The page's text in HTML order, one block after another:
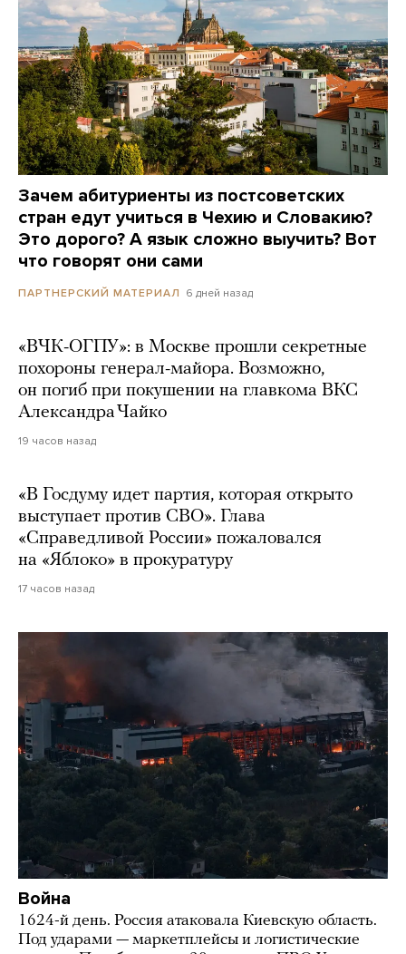
Зачем абитуриенты из постсоветских
стран едут учиться в Чехию и Словакию?
Это дорого? А язык сложно выучить? Вот
что говорят они сами
ПАРТНЕРСКИЙ МАТЕРИАЛ 6 дней назад
«ВЧК-ОГПУ»: в Москве прошли секретные
похороны генерал-майора. Возможно,
он погиб при покушении на главкома ВКС
Александра Чайко
19 часов назад
«В Госдуму идет партия, которая открыто
выступает против СВО». Глава
«Справедливой России» пожаловался
на «Яблоко» в прокуратуру
17 часов назад
Война
1624-й день. Россия атаковала Киевскую область.
Под ударами — маркетплейсы и логистические